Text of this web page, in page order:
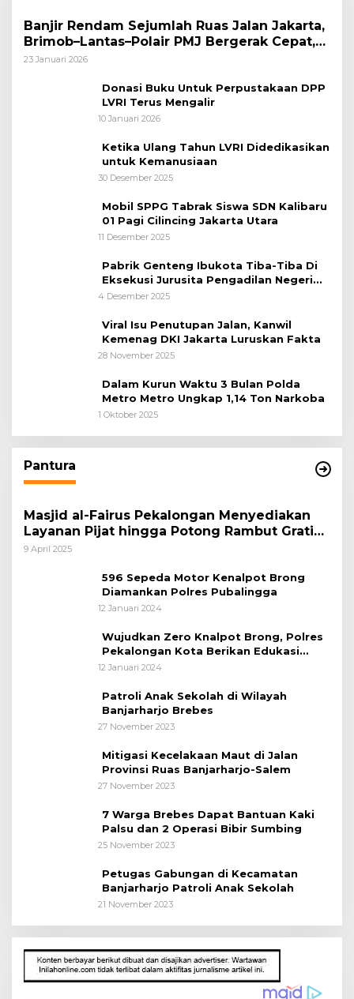
Banjir Rendam Sejumlah Ruas Jalan Jakarta,
Brimob–Lantas–Polair PMJ Bergerak Cepat,
Polri Siagakan 128.247 Personel Secara
23 Januari 2026
Donasi Buku Untuk Perpustakaan DPP
LVRI Terus Mengalir
10 Januari 2026
Ketika Ulang Tahun LVRI Didedikasikan
untuk Kemanusiaan
30 Desember 2025
Mobil SPPG Tabrak Siswa SDN Kalibaru
01 Pagi Cilincing Jakarta Utara
11 Desember 2025
Pabrik Genteng Ibukota Tiba-Tiba Di
Eksekusi Jurusita Pengadilan Negeri
Tangerang, Diduga Cacat Hukum Sejak
4 Desember 2025
Viral Isu Penutupan Jalan, Kanwil
Kemenag DKI Jakarta Luruskan Fakta
28 November 2025
Dalam Kurun Waktu 3 Bulan Polda
Metro Metro Ungkap 1,14 Ton Narkoba
1 Oktober 2025
Pantura
Masjid al-Fairus Pekalongan Menyediakan
Layanan Pijat hingga Potong Rambut Gratis
bagi Pemudik Lebaran 2025
9 April 2025
596 Sepeda Motor Kenalpot Brong
Diamankan Polres Pubalingga
12 Januari 2024
Wujudkan Zero Knalpot Brong, Polres
Pekalongan Kota Berikan Edukasi
Kepada Pelajar
12 Januari 2024
Patroli Anak Sekolah di Wilayah
Banjarharjo Brebes
27 November 2023
Mitigasi Kecelakaan Maut di Jalan
Provinsi Ruas Banjarharjo-Salem
27 November 2023
7 Warga Brebes Dapat Bantuan Kaki
Palsu dan 2 Operasi Bibir Sumbing
25 November 2023
Petugas Gabungan di Kecamatan
Banjarharjo Patroli Anak Sekolah
21 November 2023